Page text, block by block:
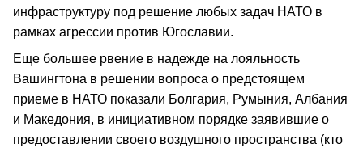
инфраструктуру под решение любых задач НАТО в
рамках агрессии против Югославии.
Еще большее рвение в надежде на лояльность
Вашингтона в решении вопроса о предстоящем
приеме в НАТО показали Болгария, Румыния, Албания
и Македония, в инициативном порядке заявившие о
предоставлении своего воздушного пространства (кто